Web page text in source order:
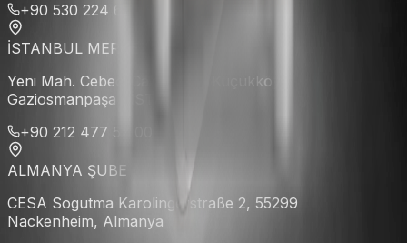
+90 530 224 68 88
İSTANBUL MERKEZ
Yeni Mah. Cebeci Cad. No:72 Küçükköy
Gaziosmanpaşa / İSTANBUL
+90 212 477 57 00
ALMANYA ŞUBE
CESA Sogutma Karolingerstraße 2, 55299
Nackenheim, Almanya